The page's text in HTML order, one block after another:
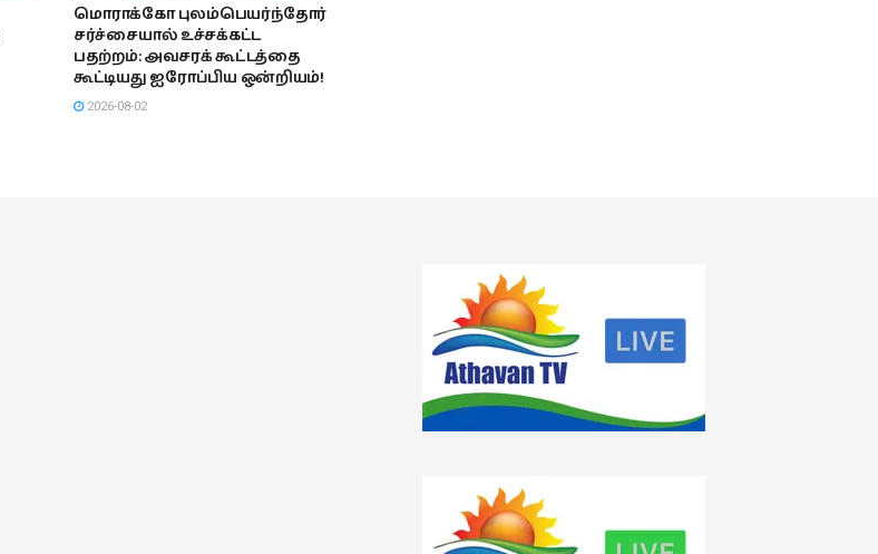
மொராக்கோ புலம்பெயர்ந்தோர்
சர்ச்சையால் உச்சக்கட்ட
பதற்றம்: அவசரக் கூட்டத்தை
கூட்டியது ஐரோப்பிய ஒன்றியம்!
2026-08-02